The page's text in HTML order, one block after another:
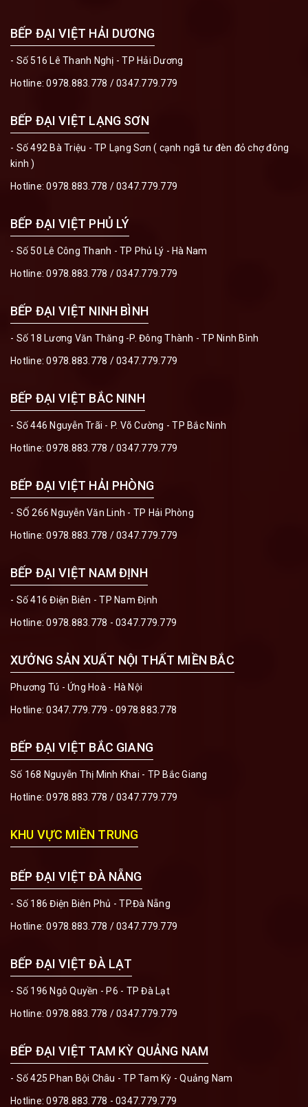
BẾP ĐẠI VIỆT HẢI DƯƠNG
- Số 516 Lê Thanh Nghị - TP Hải Dương
Hotline:0978.883.778 /0347.779.779
BẾP ĐẠI VIỆT LẠNG SƠN
- Số 492 Bà Triệu - TP Lạng Sơn ( cạnh ngã tư đèn đỏ chợ đông
kinh )
Hotline:0978.883.778 /0347.779.779
BẾP ĐẠI VIỆT PHỦ LÝ
- Số 50 Lê Công Thanh - TP Phủ Lý - Hà Nam
Hotline:0978.883.778 /0347.779.779
BẾP ĐẠI VIỆT NINH BÌNH
- Số 18 Lương Văn Thăng -P. Đông Thành - TP Ninh Bình
Hotline:0978.883.778 /0347.779.779
BẾP ĐẠI VIỆT BẮC NINH
- Số 446 Nguyễn Trãi - P. Võ Cường - TP Bắc Ninh
Hotline:0978.883.778 /0347.779.779
BẾP ĐẠI VIỆT HẢI PHÒNG
- SỐ 266 Nguyễn Văn Linh - TP Hải Phòng
Hotline:0978.883.778 /0347.779.779
BẾP ĐẠI VIỆT NAM ĐỊNH
- Số 416 Điện Biên - TP Nam Định
Hotline:0978.883.778 - 0347.779.779
XƯỞNG SẢN XUẤT NỘI THẤT MIỀN BẮC
Phương Tú - Ứng Hoà - Hà Nội
Hotline:0347.779.779 - 0978.883.778
BẾP ĐẠI VIỆT BẮC GIANG
Số 168 Nguyễn Thị Minh Khai - TP Bắc Giang
Hotline:0978.883.778 /0347.779.779
KHU VỰC MIỀN TRUNG
BẾP ĐẠI VIỆT ĐÀ NẴNG
- Số 186 Điện Biên Phủ - TP.Đà Nẵng
Hotline:0978.883.778 /0347.779.779
BẾP ĐẠI VIỆT ĐÀ LẠT
- Số 196 Ngô Quyền - P6 - TP Đà Lạt
Hotline:0978.883.778 /0347.779.779
BẾP ĐẠI VIỆT TAM KỲ QUẢNG NAM
- Số 425 Phan Bội Châu - TP Tam Kỳ - Quảng Nam
Hotline:0978.883.778 - 0347.779.779